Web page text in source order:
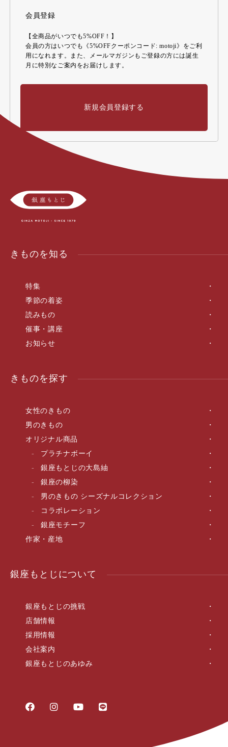
会員登録
【全商品がいつでも5%OFF！】
会員の方はいつでも《5%OFFクーポンコード: motoji》をご利
用になれます。また、メールマガジンもご登録の方には誕生
月に特別なご案内をお届けします。
新規会員登録する
きものを知る
特集
季節の着姿
読みもの
催事・講座
お知らせ
きものを探す
女性のきもの
男のきもの
オリジナル商品
プラチナボーイ
銀座もとじの大島紬
銀座の柳染
男のきもの シーズナルコレクション
コラボレーション
銀座モチーフ
作家・産地
銀座もとじについて
銀座もとじの挑戦
店舗情報
採用情報
会社案内
銀座もとじのあゆみ